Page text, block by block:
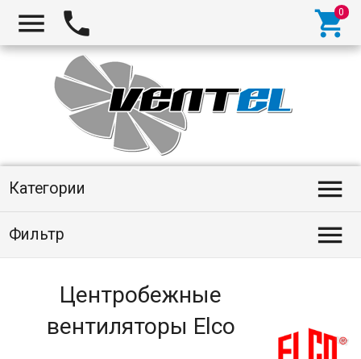
Категории
Фильтр
Центробежные
вентиляторы Elco